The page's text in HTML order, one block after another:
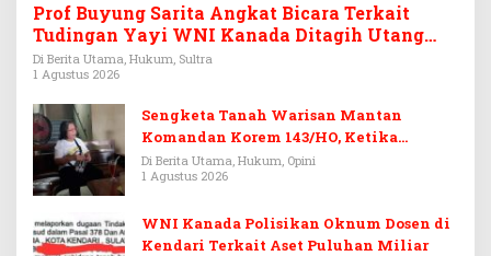
Prof Buyung Sarita Angkat Bicara Terkait
Tudingan Yayi WNI Kanada Ditagih Utang
Rp3,6 Miliar
Di Berita Utama, Hukum, Sultra
1 Agustus 2026
Sengketa Tanah Warisan Mantan
Komandan Korem 143/HO, Ketika
Warisan Menjadi Arena Pemerasan
Di Berita Utama, Hukum, Opini
1 Agustus 2026
WNI Kanada Polisikan Oknum Dosen di
Kendari Terkait Aset Puluhan Miliar